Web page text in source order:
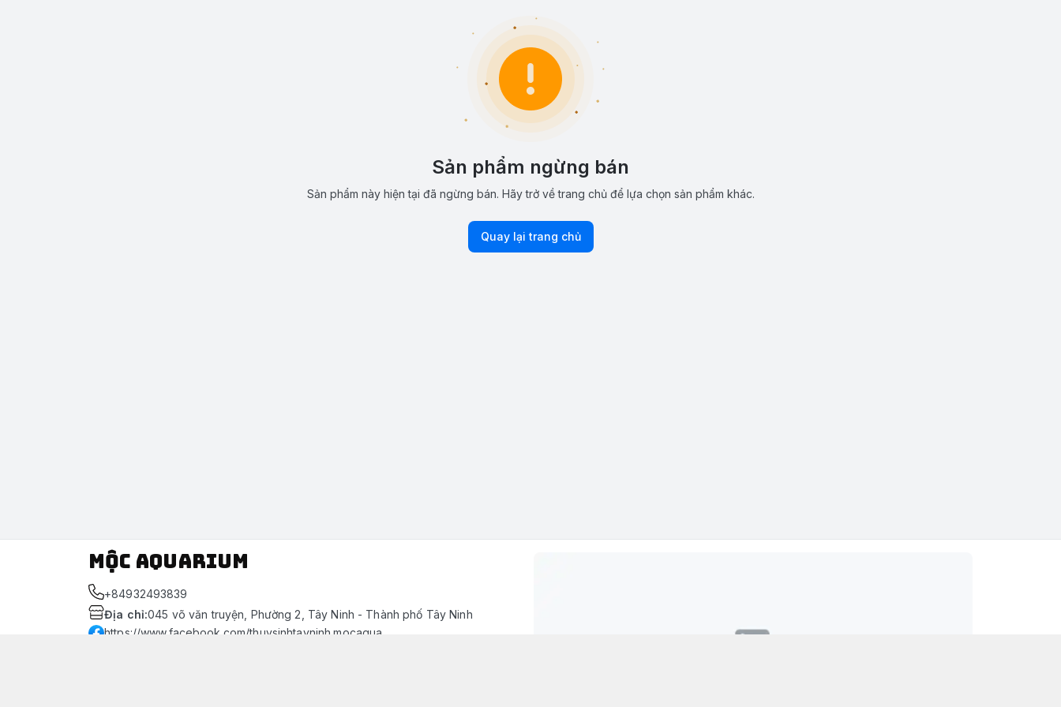
Sản phẩm ngừng bán
Sản phẩm này hiện tại đã ngừng bán. Hãy trở về trang chủ để lựa chọn sản phẩm khác.
Quay lại trang chủ
Mộc Aquarium
+84932493839
Địa chỉ:045 võ văn truyện, Phường 2, Tây Ninh - Thành phố Tây Ninh
https://www.facebook.com/thuysinhtayninh.mocaqua